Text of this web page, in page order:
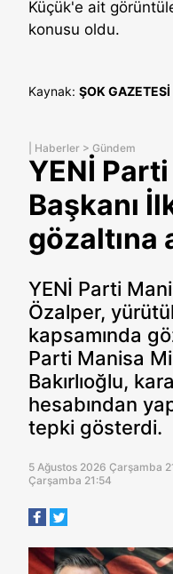
Küçük'e ait
konusu oldu.
Kaynak: ŞOK GAZETESİ
Haberler > Gündem
YENİ
Başkanı
gözaltına
YENİ Parti
Özalper,
kapsamında
Parti Manisa
Bakırlıoğlu,
hesabından
tepki gösterdi.
5 Ağustos 2026 Çarşamba
Çarşamba 21:54